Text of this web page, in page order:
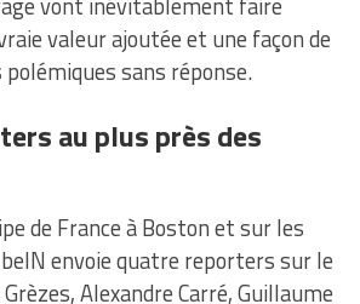
valeur ajoutée et une façon de
sans réponse.
au plus près des
de France à Boston et sur les
envoie quatre reporters sur le
Alexandre Carré, Guillaume